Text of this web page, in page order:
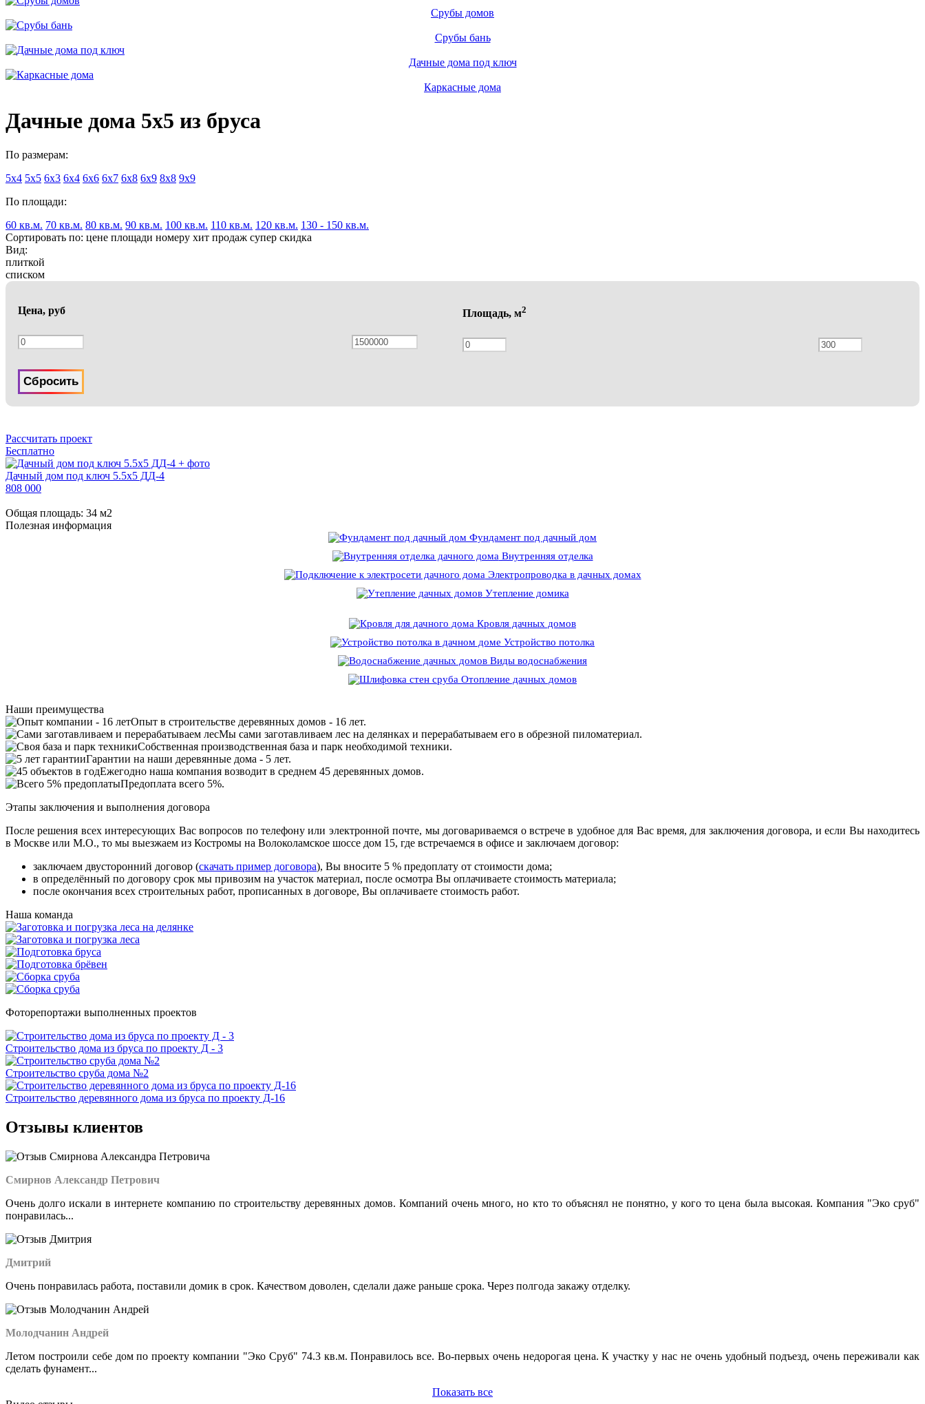
Срубы домов
Срубы бань
Дачные дома под ключ
Каркасные дома
Дачные дома 5х5 из бруса
По размерам:
5х4 5х5 6х3 6х4 6х6 6х7 6х8 6х9 8х8 9х9
По площади:
60 кв.м. 70 кв.м. 80 кв.м. 90 кв.м. 100 кв.м. 110 кв.м. 120 кв.м. 130 - 150 кв.м.
Сортировать по: цене площади номеру хит продаж супер скидка
Вид:
плиткой
списком
Цена, руб Площадь, м2
Сбросить
Рассчитать проект
Бесплатно
Дачный дом под ключ 5.5x5 ДД-4
808 000
Общая площадь: 34 м2
Полезная информация
Фундамент под дачный дом
Внутренняя отделка
Электропроводка в дачных домах
Утепление домика
Кровля дачных домов
Устройство потолка
Виды водоснабжения
Отопление дачных домов
Наши преимущества
Опыт в строительстве деревянных домов - 16 лет.
Мы сами заготавливаем лес на делянках и перерабатываем его в обрезной пиломатериал.
Собственная производственная база и парк необходимой техники.
Гарантии на наши деревянные дома - 5 лет.
Ежегодно наша компания возводит в среднем 45 деревянных домов.
Предоплата всего 5%.
Этапы заключения и выполнения договора
После решения всех интересующих Вас вопросов по телефону или электронной почте, мы договариваемся о встрече в удобное для Вас время, для заключения договора, и если Вы находитесь
в Москве или М.О., то мы выезжаем из Костромы на Волоколамское шоссе дом 15, где встречаемся в офисе и заключаем договор:
заключаем двусторонний договор (скачать пример договора), Вы вносите 5 % предоплату от стоимости дома;
в определённый по договору срок мы привозим на участок материал, после осмотра Вы оплачиваете стоимость материала;
после окончания всех строительных работ, прописанных в договоре, Вы оплачиваете стоимость работ.
Наша команда
Фоторепортажи выполненных проектов
Строительство дома из бруса по проекту Д - 3
Строительство сруба дома №2
Строительство деревянного дома из бруса по проекту Д-16
Отзывы клиентов
Смирнов Александр Петрович
Очень долго искали в интернете компанию по строительству деревянных домов. Компаний очень много, но кто то объяснял не понятно, у кого то цена была высокая. Компания "Эко сруб"
понравилась...
Дмитрий
Очень понравилась работа, поставили домик в срок. Качеством доволен, сделали даже раньше срока. Через полгода закажу отделку.
Молодчанин Андрей
Летом построили себе дом по проекту компании "Эко Сруб" 74.3 кв.м. Понравилось все. Во-первых очень недорогая цена. К участку у нас не очень удобный подъезд, очень переживали как
сделать фунамент...
Показать все